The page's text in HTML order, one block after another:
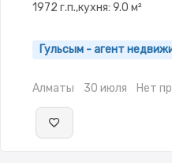
1972 г.п.,кухня: 9.0 м²
Гульсым - агент
Алматы 30 июля Нет